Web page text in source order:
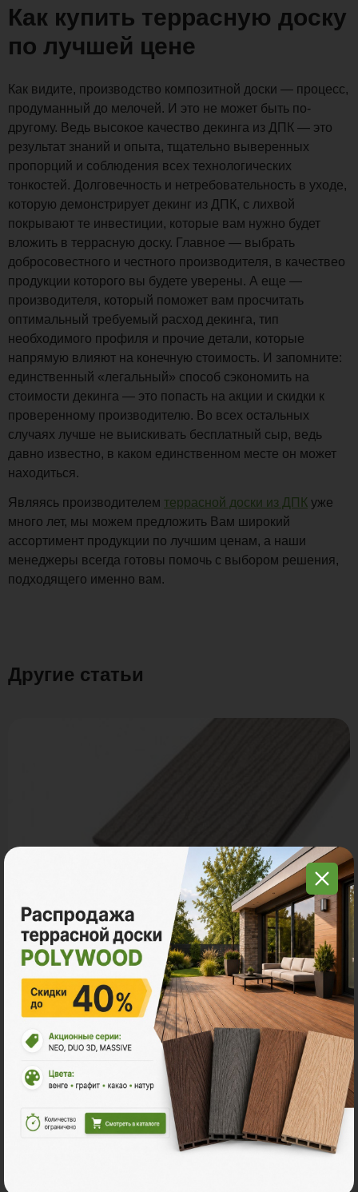
Как купить террасную доску
по лучшей цене
Как видите, производство композитной доски — процесс,
продуманный до мелочей. И это не может быть по-
другому. Ведь высокое качество декинга из ДПК — это
результат знаний и опыта, тщательно выверенных
пропорций и соблюдения всех технологических
тонкостей. Долговечность и нетребовательность в уходе,
которую демонстрирует декинг из ДПК, с лихвой
покрывают те инвестиции, которые вам нужно будет
вложить в террасную доску. Главное — выбрать
добросовестного и честного производителя, в качествео
продукции которого вы будете уверены. А еще —
производителя, который поможет вам просчитать
оптимальный требуемый расход декинга, тип
необходимого профиля и прочие детали, которые
напрямую влияют на конечную стоимость. И запомните:
единственный «легальный» способ сэкономить на
стоимости декинга — это попасть на акции и скидки к
проверенному производителю. Во всех остальных
случаях лучше не выискивать бесплатный сыр, ведь
давно известно, в каком единственном месте он может
находиться.
Являясь производителем террасной доски из ДПК уже
много лет, мы можем предложить Вам широкий
ассортимент продукции по лучшим ценам, а наши
менеджеры всегда готовы помочь с выбором решения,
подходящего именно вам.
Другие статьи
4 критерия при выборе декинга
Заказать консультацию
Менеджеры компании Поливуд ответят на
все вопросы, а так же произведут расчет стоимости
материалов и услуг для строительства Вашей